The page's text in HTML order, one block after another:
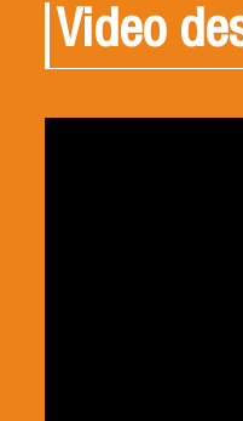
Video